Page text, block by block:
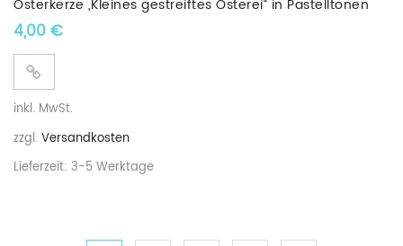
Osterkerze „Kleines gestreiftes Osterei“ in Pastelltönen
4,00€
inkl. MwSt.
zzgl. Versandkosten
Lieferzeit: 3-5 Werktage